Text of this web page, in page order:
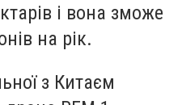
і вона зможе
на рік.
з Китаєм